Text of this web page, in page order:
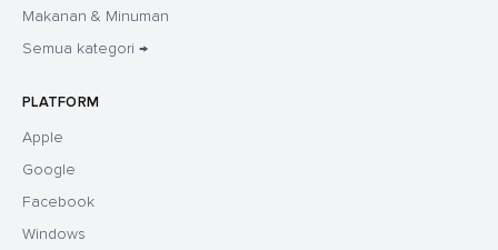
Makanan & Minuman
Semua kategori →
PLATFORM
Apple
Google
Facebook
Windows